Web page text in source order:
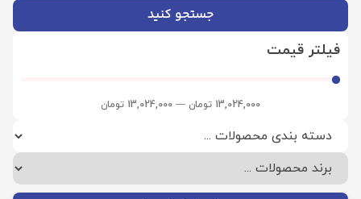
جستجو کنید
فیلتر قیمت
13,024,000 تومان —
13,024,000 تومان